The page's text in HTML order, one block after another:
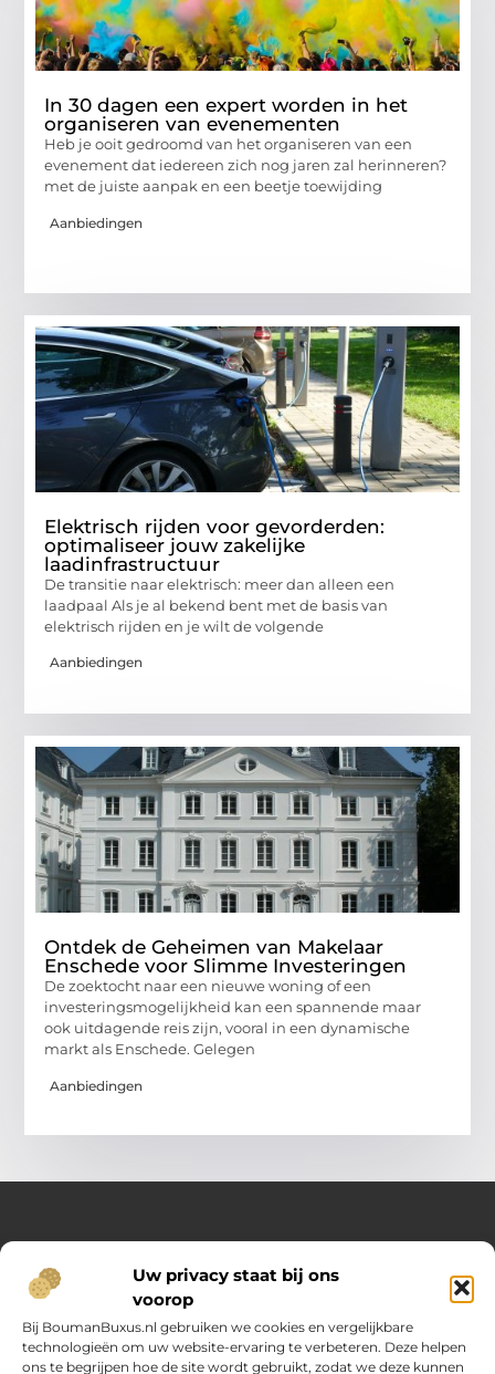
Uw privacy staat bij ons
voorop
Bij BoumanBuxus.nl gebruiken we cookies en vergelijkbare
technologieën om uw website-ervaring te verbeteren. Deze helpen
ons te begrijpen hoe de site wordt gebruikt, zodat we deze kunnen
In 30 dagen een expert worden in het
organiseren van evenementen
Heb je ooit gedroomd van het organiseren van een
evenement dat iedereen zich nog jaren zal herinneren?
met de juiste aanpak en een beetje toewijding
Aanbiedingen
Elektrisch rijden voor gevorderden:
optimaliseer jouw zakelijke
laadinfrastructuur
De transitie naar elektrisch: meer dan alleen een
laadpaal Als je al bekend bent met de basis van
elektrisch rijden en je wilt de volgende
Aanbiedingen
Ontdek de Geheimen van Makelaar
Enschede voor Slimme Investeringen
De zoektocht naar een nieuwe woning of een
investeringsmogelijkheid kan een spannende maar
ook uitdagende reis zijn, vooral in een dynamische
markt als Enschede. Gelegen
Aanbiedingen
Over Opelweb
Jouw startpunt voor handige tips en inspirerende artikelen
Op Opelweb.nl vind je een gevarieerd aanbod aan blogs en
content die je helpen meer uit je dag te halen – van nuttige
adviezen tot verrassende inzichten voor in het dagelijks leven.